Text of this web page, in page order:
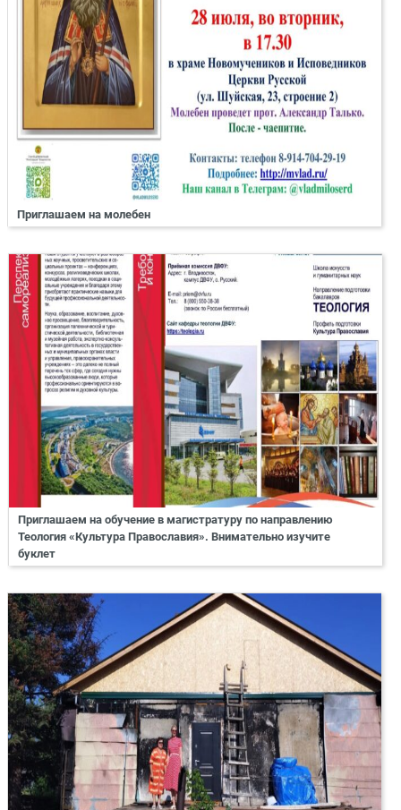
Приглашаем на молебен
Приглашаем на обучение в магистратуру по направлению
Теология «Культура Православия». Внимательно изучите
буклет